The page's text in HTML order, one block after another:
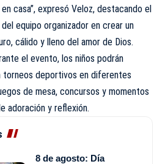
casa”, expresó Veloz, destacando el
equipo organizador en crear un
cálido y lleno del amor de Dios.
el evento, los niños podrán
torneos deportivos en diferentes
de mesa, concursos y momentos
adoración y reflexión.
8 de agosto: Día